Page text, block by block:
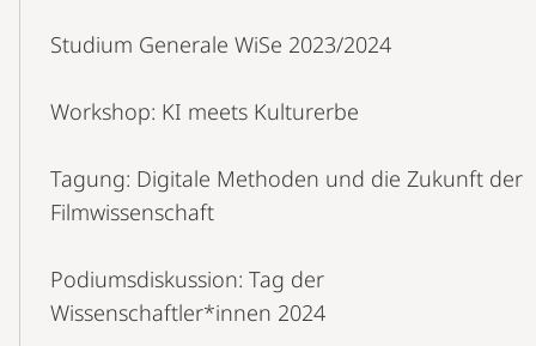
Studium Generale WiSe 2023/2024
Workshop: KI meets Kulturerbe
Tagung: Digitale Methoden und die Zukunft der
Filmwissenschaft
Podiumsdiskussion: Tag der
Wissenschaftler*innen 2024